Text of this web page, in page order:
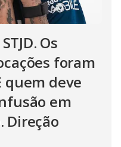
Os
foram
quem deve
em
Direção